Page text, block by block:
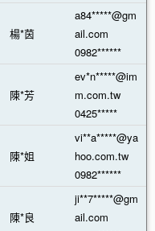
楊*茵
a84*****@gm
ail.com
0982******
陳*芳
ev*n*****@im
m.com.tw
0425*****
陳*姐
vi**a*****@ya
hoo.com.tw
0982******
陳*良
ji**7*****@gm
ail.com